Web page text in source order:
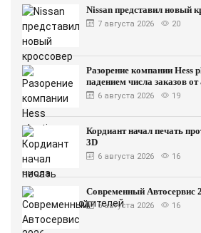
Nissan представил новый
7 августа 2026 20
Разорение компании Hess
падением числа заказов
6 августа 2026 19
Кордиант начал печать
3D
6 августа 2026 16
Современный Автосервис
6 августа 2026 16